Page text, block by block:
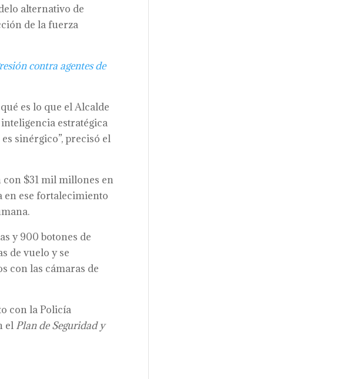
alternativo de
de la fuerza
contra agentes de
es lo que el Alcalde
estratégica
sinérgico”, precisó el
con $31 mil millones en
en ese fortalecimiento
y 900 botones de
de vuelo y se
con las cámaras de
con la Policía
el Plan de Seguridad y